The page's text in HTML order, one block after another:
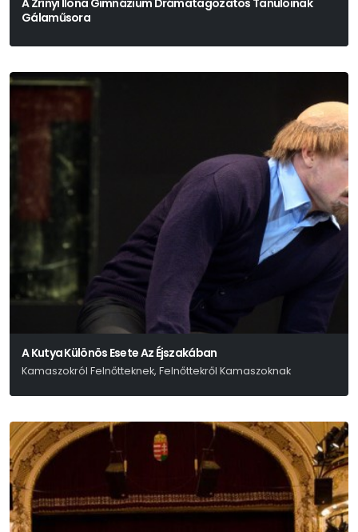
Gálaműsora
A Kutya Különös Esete Az Éjszakában
Kamaszokról Felnőtteknek, Felnőttekről Kamaszoknak